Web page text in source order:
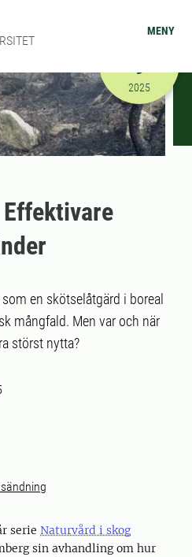
MENY
2025-10-
9
2025
en skötselåtgärd i boreal
mångfald. Men var och när
störst nytta?
serie Naturvård i skog
sin avhandling om hur